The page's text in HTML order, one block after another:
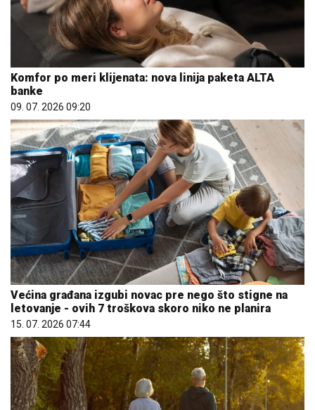
Komfor po meri klijenata: nova linija paketa ALTA
banke
09. 07. 2026 09:20
Većina građana izgubi novac pre nego što stigne na
letovanje - ovih 7 troškova skoro niko ne planira
15. 07. 2026 07:44